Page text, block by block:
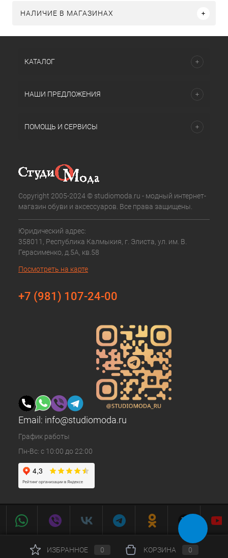
НАЛИЧИЕ В МАГАЗИНАХ
КАТАЛОГ
НАШИ ПРЕДЛОЖЕНИЯ
ПОМОЩЬ И СЕРВИСЫ
Copyright 2005-2024 © studiomoda.ru - модный интернет-
магазин обуви и аксессуаров. Все права защищены.
Юридический адрес:
358011, Республика Калмыкия, г. Элиста, ул. им. В.
Герасименко, д.5А, кв.58
Посмотреть на карте
+7 (981) 107-24-00
Email: info@studiomoda.ru
График работы
Пн-Вс: с 10:00 до 22:00
ИЗБРАННОЕ 0 КОРЗИНА 0